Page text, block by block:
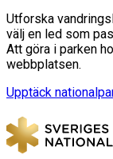
Utforska
välj en led som
Att göra i parken
webbplatsen.
Upptäck